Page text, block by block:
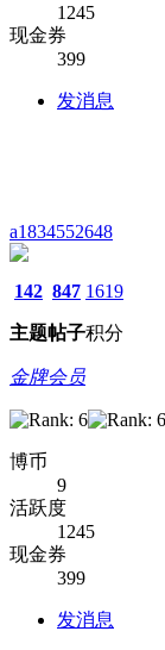
1245
现金券
399
发消息
a1834552648
142
主题
847
帖子
1619
积分
金牌会员
博币
9
活跃度
1245
现金券
399
发消息